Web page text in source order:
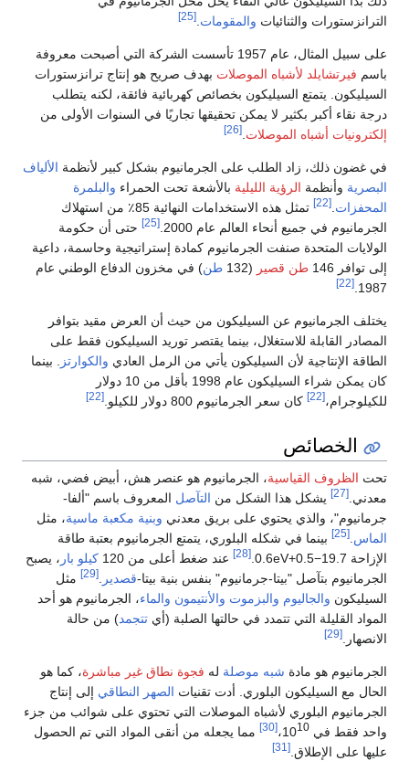
الترانزستورات والثنائيات والمقومات [25]
على سبيل المثال، عام 1957 تأسست الشركة التي أصبحت معروفة
باسم فيرتشايلد لأشباه الموصلات بهدف صريح هو إنتاج ترانزستورات
السيليكون. يتمتع السيليكون بخصائص كهربائية فائقة، لكنه يتطلب
درجة نقاء أكبر بكثير لا يمكن تحقيقها تجاريًا في السنوات الأولى من
إلكترونيات أشباه الموصلات [26]
في غضون ذلك، زاد الطلب على الجرمانيوم بشكل كبير لأنظمة الألياف
البصرية وأنظمة الرؤية الليلية بالأشعة تحت الحمراء والبلمرة
المحفزات [22]
تمثل هذه الاستخدامات النهائية 85٪ من استهلاك
الجرمانيوم في جميع أنحاء العالم عام 2000.
[25]
حتى أن حكومة
الولايات المتحدة صنفت الجرمانيوم كمادة إستراتيجية وحاسمة، داعية
إلى توافر 146
طن قصير (132 طن) في مخزون الدفاع الوطني عام
1987.
[22]
يختلف الجرمانيوم عن السيليكون من حيث أن العرض مقيد بتوافر
المصادر القابلة للاستغلال، بينما يقتصر توريد السيليكون فقط على
الطاقة الإنتاجية لأن السيليكون يأتي من الرمل العادي والكوارتز
. بينما
كان يمكن شراء السيليكون عام 1998 بأقل من 10 دولار
للكيلوجرام،[22] كان سعر الجرمانيوم 800 دولار للكيلو. [22]
الخصائص
تحت الظروف القياسية، الجرمانيوم هو عنصر هش، أبيض فضي، شبه
معدني.[27] يشكل هذا الشكل من التآصل المعروف باسم "ألفا-
جرمانيوم"، والذي يحتوي على بريق معدني وبنية مكعبة ماسية، مثل
الماس.
[25]
بينما في شكله البلوري، يتمتع الجرمانيوم بعتبة طاقة
الإزاحة
19.7
−
0.5
+
0.6eV
.
[28] عند ضغط أعلى من 120 كيلو بار ، يصبح
الجرمانيوم بتآصل "بيتا-جرمانيوم" بنفس بنية بيتا-قصدير .
[29]
مثل
السيليكون والجاليوم والبزموت والأنتيمون والماء، الجرمانيوم هو أحد
المواد القليلة التي تتمدد في حالتها الصلبة (أي تتجمد) من حالة
الانصهار.[29]
الجرمانيوم هو مادة شبه موصلة له فجوة نطاق غير مباشرة، كما هو
الحال مع السيليكون البلوري. أدت تقنيات الصهر النطاقي إلى إنتاج
الجرمانيوم البلوري لأشباه الموصلات التي تحتوي على شوائب من جزء
واحد فقط في 10 10 ،[30]
مما يجعله من أنقى المواد التي تم الحصول
عليها على الإطلاق.[31]